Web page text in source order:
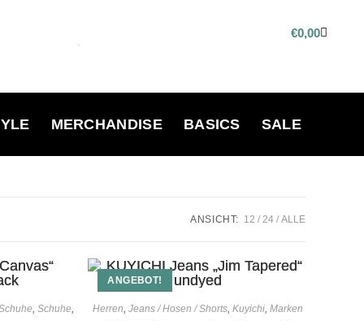
€0,00
MERCHANDISE BASICS SALE
ANSICHT: 12 24 ALLE
, Schuhe,
ANGEBOT!
Herren,Jeans / Hosen / Shorts,Kuyichi,Marken